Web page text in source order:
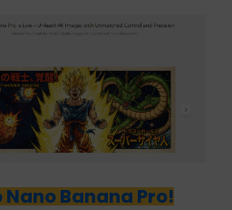
Banana Pro!